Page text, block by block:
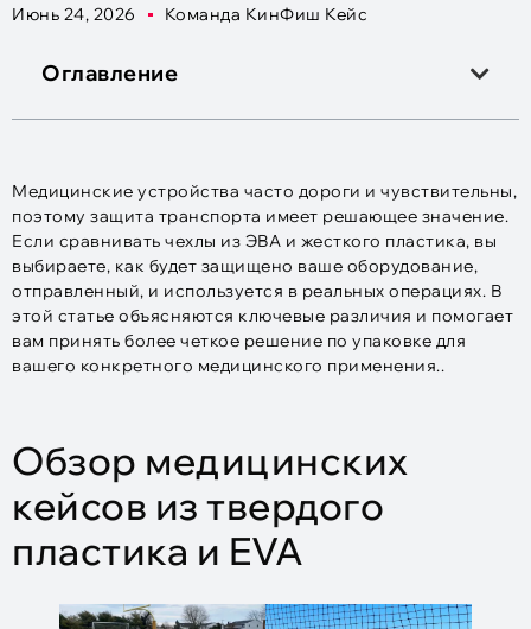
Июнь 24, 2026 Команда КинФиш Кейс
Оглавление
Медицинские устройства часто дороги и чувствительны,
поэтому защита транспорта имеет решающее значение.
Если сравнивать чехлы из ЭВА и жесткого пластика, вы
выбираете, как будет защищено ваше оборудование,
отправленный, и используется в реальных операциях. В
этой статье объясняются ключевые различия и помогает
вам принять более четкое решение по упаковке для
вашего конкретного медицинского применения..
Обзор медицинских
кейсов из твердого
пластика и EVA